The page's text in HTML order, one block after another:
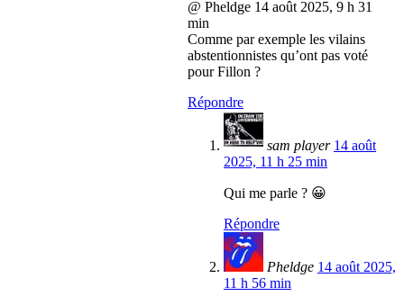
@ Pheldge 14 août 2025, 9 h 31
min
Comme par exemple les vilains
abstentionnistes qu’ont pas voté
pour Fillon ?
Répondre
sam player 14 août
2025, 11 h 25 min
Qui me parle ? 😀
Répondre
Pheldge 14 août 2025,
11 h 56 min